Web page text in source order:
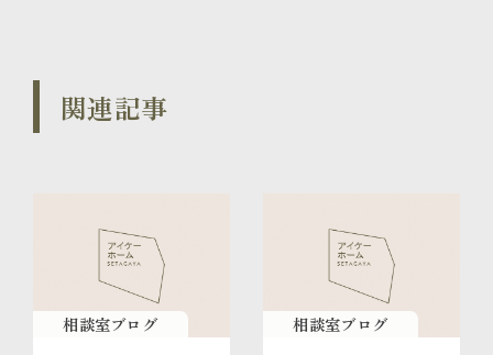
関連記事
相談室ブログ 相談室ブログ